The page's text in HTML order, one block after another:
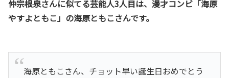
仲宗根泉さんに似てる芸能人3人目は、漫才コンビ「海原
やすよともこ」の海原ともこさんです。
海原ともこさん、チョット早い誕生日おめでとう